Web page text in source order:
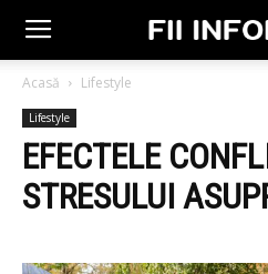
Acasă Lifestyle
Lifestyle
EFECTELE
STRESULUI